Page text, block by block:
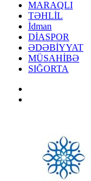
MARAQLI
TƏHLİL
İdman
DİASPOR
ƏDƏBİYYAT
MÜSAHİBƏ
SIĞORTA